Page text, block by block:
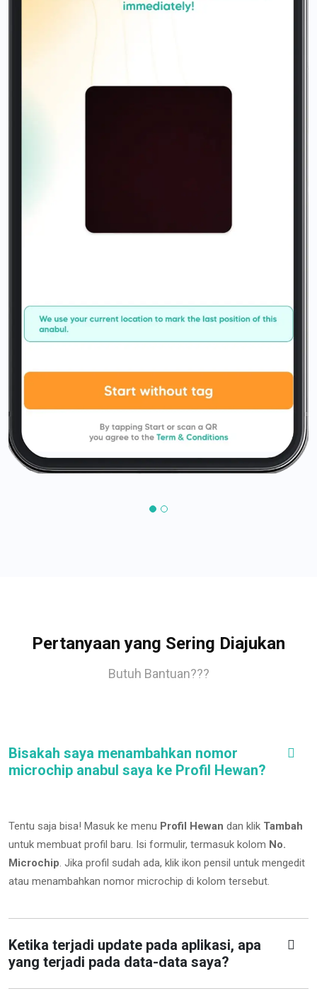
Pertanyaan yang Sering Diajukan
Butuh Bantuan???
Bisakah saya menambahkan nomor
microchip anabul saya ke Profil Hewan?
Tentu saja bisa! Masuk ke menu Profil Hewan dan klik Tambah
untuk membuat profil baru. Isi formulir, termasuk kolom No.
Microchip. Jika profil sudah ada, klik ikon pensil untuk mengedit
atau menambahkan nomor microchip di kolom tersebut.
Ketika terjadi update pada aplikasi, apa
yang terjadi pada data-data saya?